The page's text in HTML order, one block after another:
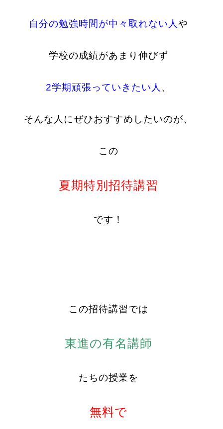
自分の勉強時間が中々取れない人や
学校の成績があまり伸びず
2学期頑張っていきたい人 、
そんな人にぜひおすすめしたいのが、
この
夏期特別招待講習
です！
この招待講習では
東進の有名講師
たちの授業を
無料で